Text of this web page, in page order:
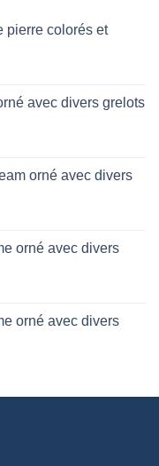
pierre colorés et
avec divers grelots
orné avec divers
orné avec divers
orné avec divers